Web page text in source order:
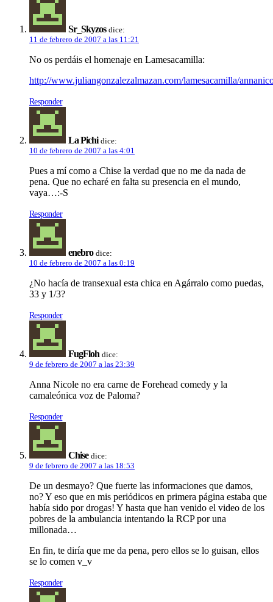
Sr_Skyzos dice:
11 de febrero de 2007 a las 11:21
No os perdáis el homenaje en Lamesacamilla:
http://www.juliangonzalezalmazan.com/lamesacamilla/
Responder
La Pichi dice:
10 de febrero de 2007 a las 4:01
Pues a mí como a Chise la verdad que no me da nada de
pena. Que no echaré en falta su presencia en el mundo,
vaya…:-S
Responder
enebro dice:
10 de febrero de 2007 a las 0:19
¿No hacía de transexual esta chica en Agárralo como puedas,
33 y 1/3?
Responder
FugFloh dice:
9 de febrero de 2007 a las 23:39
Anna Nicole no era carne de Forehead comedy y la
camaleónica voz de Paloma?
Responder
Chise dice:
9 de febrero de 2007 a las 18:53
De un desmayo? Que fuerte las informaciones que damos,
no? Y eso que en mis periódicos en primera página estaba que
había sido por drogas! Y hasta que han venido el video de los
pobres de la ambulancia intentando la RCP por una
millonada…
En fin, te diría que me da pena, pero ellos se lo guisan, ellos
se lo comen v_v
Responder